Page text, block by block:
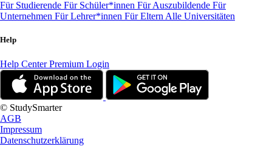
Für Studierende Für Schüler*innen Für Auszubildende Für
Unternehmen Für Lehrer*innen Für Eltern Alle Universitäten
Help
Help CenterPremium Login
© StudySmarter
AGB
Impressum
Datenschutzerklärung